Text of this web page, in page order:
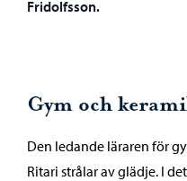
Fridolfsson.
Gym och
Den ledande läraren för
Ritari strålar av glädje. I